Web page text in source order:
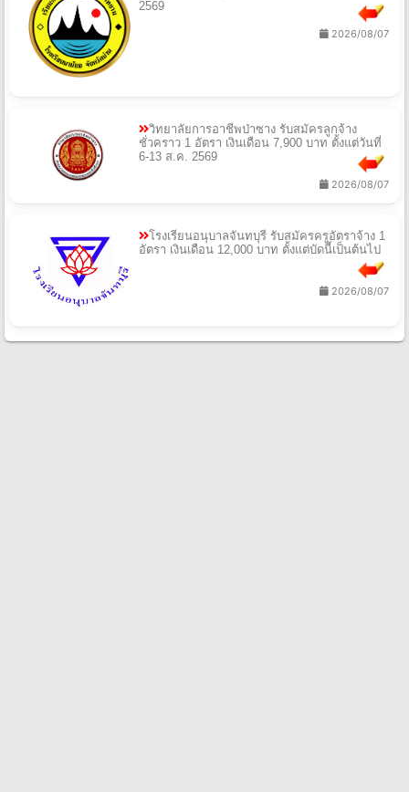
2569
2026/08/07
วิทยาลัยการอาชีพป่าซาง รับสมัครลูกจ้าง
ชั่วคราว 1 อัตรา เงินเดือน 7,900 บาท ตั้งแต่วันที่
6-13 ส.ค. 2569
2026/08/07
โรงเรียนอนุบาลจันทบุรี รับสมัครครูอัตราจ้าง 1
อัตรา เงินเดือน 12,000 บาท ตั้งแต่บัดนี้เป็นต้นไป
2026/08/07